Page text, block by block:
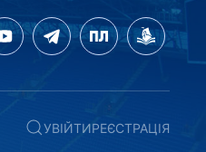
УВІЙТИРЕЄСТРАЦІЯ